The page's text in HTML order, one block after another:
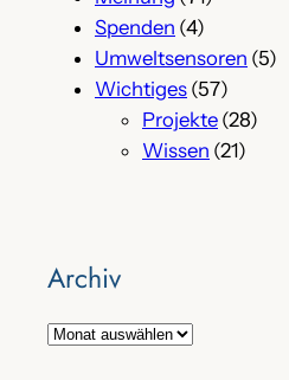
Spenden (4)
Umweltsensoren (5)
Wichtiges (57)
Projekte (28)
Wissen (21)
Archiv
A